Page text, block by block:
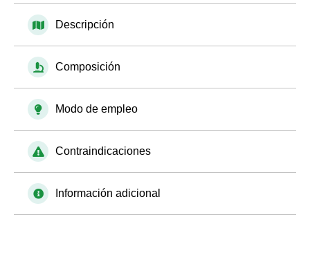
Descripción
Composición
Modo de empleo
Contraindicaciones
Información adicional